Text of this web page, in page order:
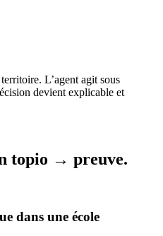
L’agent agit sous
devient explicable et
topio → preuve.
dans une école